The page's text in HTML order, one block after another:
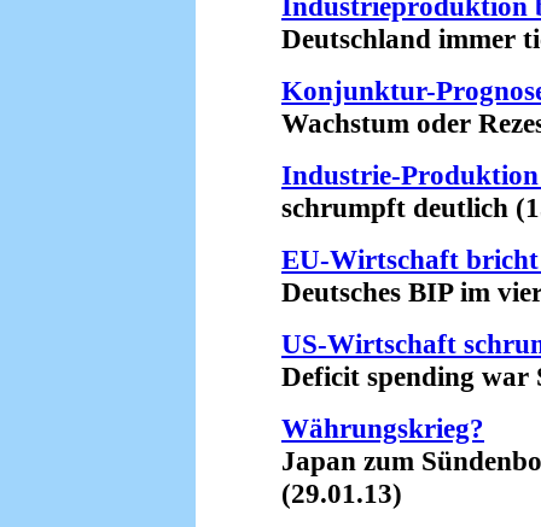
Deutschland immer
Konjunktur-
Wachstum oder
Industrie-
schrumpft deutlich
EU-Wirtschaft
Deutsches BIP im
US-Wirtschaft
Deficit spending war
Währungskrieg?
Japan zum
(29.01.13)